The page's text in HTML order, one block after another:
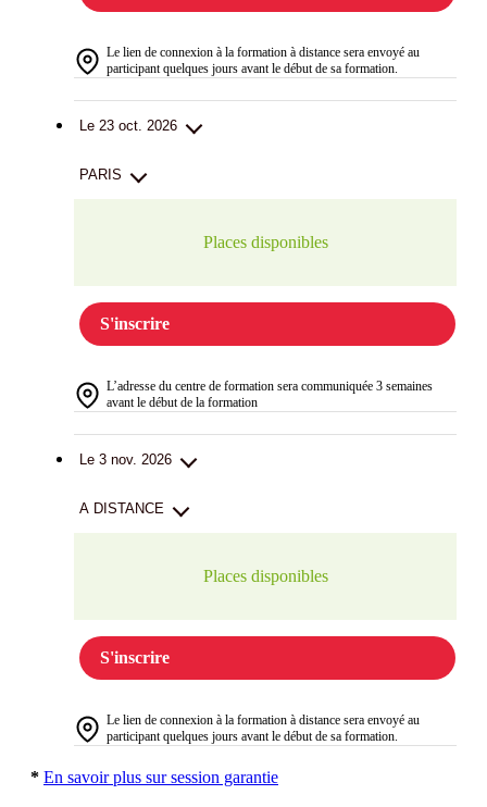
Le lien de connexion à la formation à distance sera envoyé au
participant quelques jours avant le début de sa formation.
Le 23 oct. 2026
PARIS
Places disponibles
S'inscrire
L’adresse du centre de formation sera communiquée 3 semaines
avant le début de la formation
Le 3 nov. 2026
A DISTANCE
Places disponibles
S'inscrire
Le lien de connexion à la formation à distance sera envoyé au
participant quelques jours avant le début de sa formation.
* En savoir plus sur session garantie